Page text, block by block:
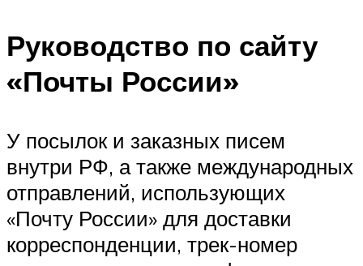
Руководство по сайту
«Почты России»
У посылок и заказных писем
внутри РФ, а также международных
отправлений, использующих
«Почту России» для доставки
корреспонденции, трек-номер